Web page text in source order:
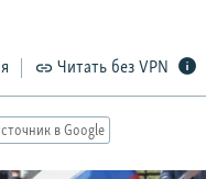
Читать без VPN
в Google